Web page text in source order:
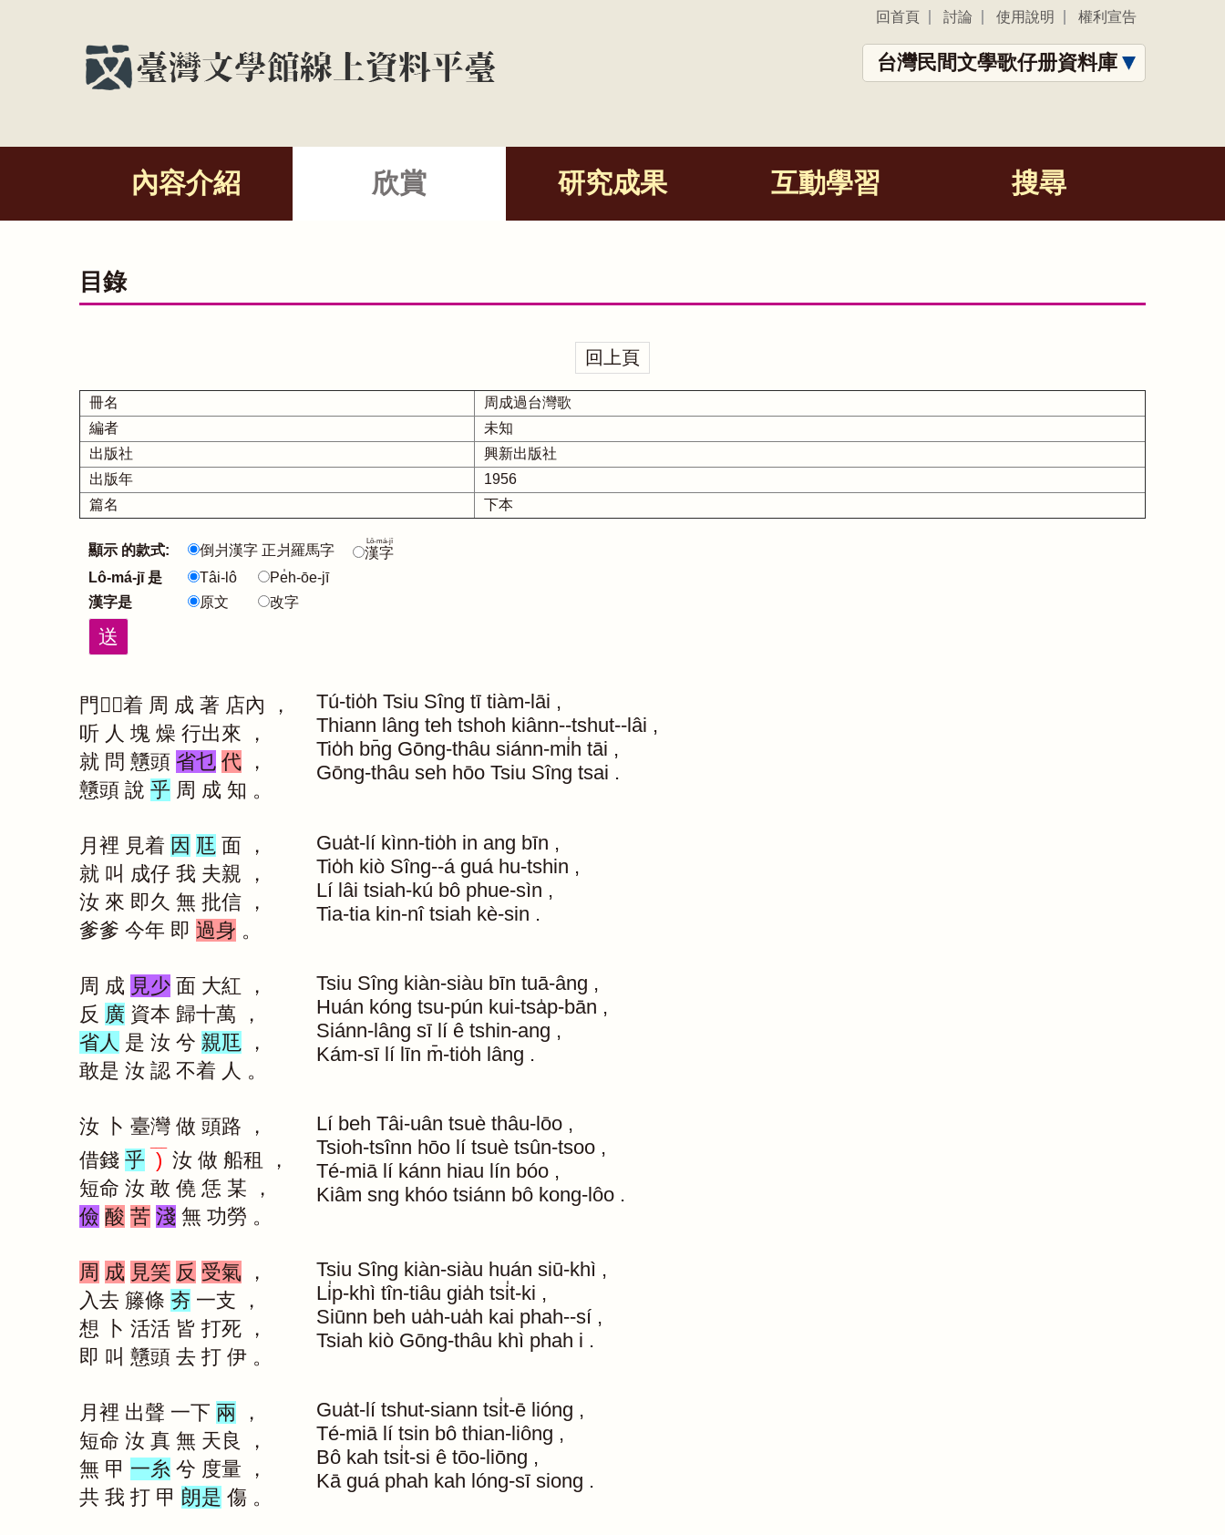
回首頁 討論 使用說明 權利宣告
台灣民間文學歌仔册資料庫
內容介紹 欣賞 研究成果 互動學習 搜尋
目錄
回上頁
冊名
周成過台灣歌
編者
未知
出版社
興新出版社
出版年
1956
篇名
下本
顯示 的款式: 倒爿漢字 正爿羅馬字 漢字
Lô-má-jī
Lô-má-jī 是 Tâi-lô
Pe̍h-ōe-jī
漢字是
原文 改字
門｜着 周 成 著 店內
，
听 人 塊 燥 行出來
，
就 問 戇頭 省乜 代
，
戇頭 說 乎 周 成 知 。
Tú-tio̍h Tsiu Sîng tī tiàm-lāi ,
Thiann lâng teh tshoh kiânn--tshut--lâi ,
Tio̍h bn̄g Gōng-thâu siánn-mi̍h tāi ,
Gōng-thâu seh hōo Tsiu Sîng tsai .
月裡 見着 因 尫 面
，
就 叫 成仔 我 夫親
，
汝 來 即久 無 批信
，
爹爹 今年 即 過身 。
Gua̍t-lí kìnn-tio̍h in ang bīn ,
Tio̍h kiò Sîng--á guá hu-tshin ,
Lí lâi tsiah-kú bô phue-sìn ,
Tia-tia kin-nî tsiah kè-sin .
周 成 見少 面 大紅
，
反 廣 資本 歸十萬
，
省人 是 汝 兮 親尫
，
敢是 汝 認 不着 人 。
Tsiu Sîng kiàn-siàu bīn tuā-âng ,
Huán kóng tsu-pún kui-tsa̍p-bān ,
Siánn-lâng sī lí ê tshin-ang ,
Kám-sī lí līn m̄-tio̍h lâng .
汝 卜 臺灣 做 頭路
，
借錢 乎 ) 汝 做 船租
，
短命 汝 敢 僥 恁 某
，
儉 酸 苦 淺 無 功勞 。
Lí beh Tâi-uân tsuè thâu-lōo ,
Tsioh-tsînn hōo lí tsuè tsûn-tsoo ,
Té-miā lí kánn hiau lín bóo ,
Kiâm sng khóo tsiánn bô kong-lôo .
周 成 見笑 反 受氣
，
入去 籐條 夯 一支
，
想
卜 活活 皆 打死
，
即 叫 戇頭 去 打 伊 。
Tsiu Sîng kiàn-siàu huán siū-khì ,
Li̍p-khì tîn-tiâu gia̍h tsi̍t-ki ,
Siūnn beh ua̍h-ua̍h kai phah--sí ,
Tsiah kiò Gōng-thâu khì phah i .
月裡 出聲 一下 兩
，
短命 汝 真 無 天良
，
無 甲 一糸 兮 度量
，
共 我 打 甲 朗是 傷 。
Gua̍t-lí tshut-siann tsi̍t-ē lióng ,
Té-miā lí tsin bô thian-liông ,
Bô kah tsi̍t-si ê tōo-liōng ,
Kā guá phah kah lóng-sī siong .